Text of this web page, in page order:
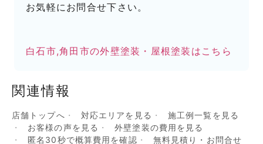
お気軽にお問合せ下さい。
白石市,角田市の外壁塗装・屋根塗装はこちら
関連情報
店舗トップへ 対応エリアを見る
施工例一覧を見る
お客様の声を見る
外壁塗装の費用を見る
匿名30秒で概算費用を確認
無料見積り・お問合せ